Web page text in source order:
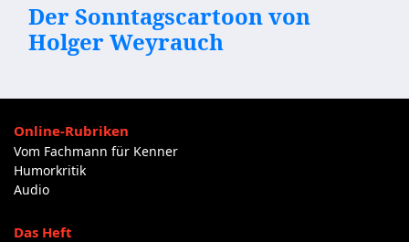
Der Sonntagscartoon von
Holger Weyrauch
Online-Rubriken
Vom Fachmann für Kenner
Humorkritik
Audio
Das Heft